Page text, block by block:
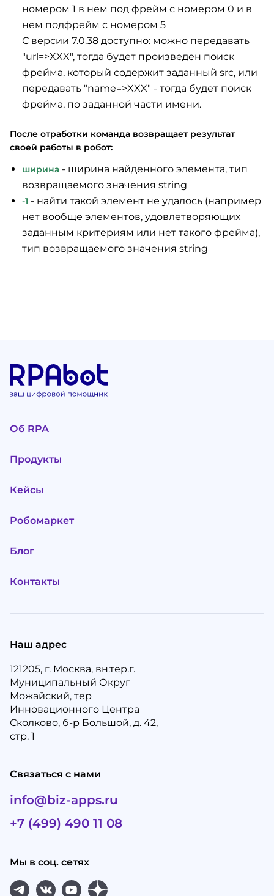
номером 1 в нем под фрейм с номером 0 и в
нем подфрейм с номером 5
С версии 7.0.38 доступно: можно передавать
"url=>XXX", тогда будет произведен поиск
фрейма, который содержит заданный src, или
передавать "name=>XXX" - тогда будет поиск
фрейма, по заданной части имени.
После отработки команда возвращает результат
своей работы в робот:
ширина - ширина найденного элемента, тип
возвращаемого значения string
-1 - найти такой элемент не удалось (например
нет вообще элементов, удовлетворяющих
заданным критериям или нет такого фрейма),
тип возвращаемого значения string
Об RPA
Продукты
Кейсы
Робомаркет
Блог
Контакты
Наш адрес
121205, г. Москва, вн.тер.г.
Муниципальный Округ
Можайский, тер
Инновационного Центра
Сколково, б-р Большой, д. 42,
стр. 1
Связаться с нами
info@biz-apps.ru
+7 (499) 490 11 08
Мы в соц. сетях